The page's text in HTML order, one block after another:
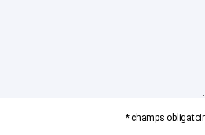
* champs obligatoir